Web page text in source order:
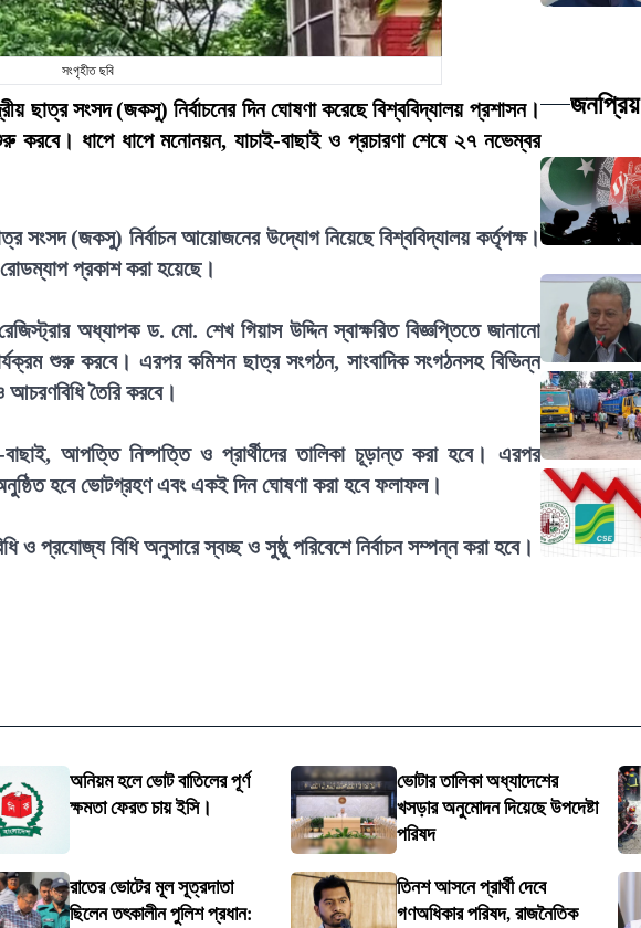
সংগৃহীত ছবি
ছাত্র সংসদ (জকসু) নির্বাচনের দিন ঘোষণা করেছে বিশ্ববিদ্যালয় প্রশাসন।
করবে। ধাপে ধাপে মনোনয়ন, যাচাই-বাছাই ও প্রচারণা শেষে ২৭ নভেম্বর
সংসদ (জকসু) নির্বাচন আয়োজনের উদ্যোগ নিয়েছে বিশ্ববিদ্যালয় কর্তৃপক্ষ।
রোডম্যাপ প্রকাশ করা হয়েছে।
অধ্যাপক ড. মো. শেখ গিয়াস উদ্দিন স্বাক্ষরিত বিজ্ঞপ্তিতে জানানো
শুরু করবে। এরপর কমিশন ছাত্র সংগঠন, সাংবাদিক সংগঠনসহ বিভিন্ন
আচরণবিধি তৈরি করবে।
আপত্তি নিষ্পত্তি ও প্রার্থীদের তালিকা চূড়ান্ত করা হবে। এরপর
হবে ভোটগ্রহণ এবং একই দিন ঘোষণা করা হবে ফলাফল।
ও প্রযোজ্য বিধি অনুসারে স্বচ্ছ ও সুষ্ঠু পরিবেশে নির্বাচন সম্পন্ন করা হবে।
জনপ্রিয়
অনিয়ম হলে ভোট বাতিলের পূর্ণ
ক্ষমতা ফেরত চায় ইসি।
ভোটার তালিকা অধ্যাদেশের
খসড়ার অনুমোদন দিয়েছে উপদেষ্টা
পরিষদ
রাতের ভোটের মূল সূত্রদাতা
ছিলেন তৎকালীন পুলিশ প্রধান:
তিনশ আসনে প্রার্থী দেবে
গণঅধিকার পরিষদ, রাজনৈতিক